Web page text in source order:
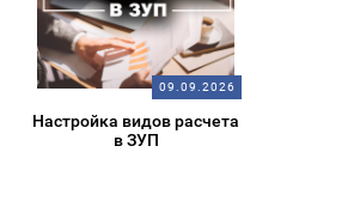
09.09.2026
Настройка видов расчета
в ЗУП